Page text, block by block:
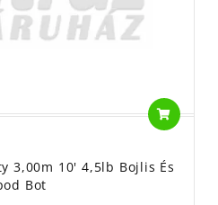
3,00m 10' 4,5lb Bojlis És
Bot